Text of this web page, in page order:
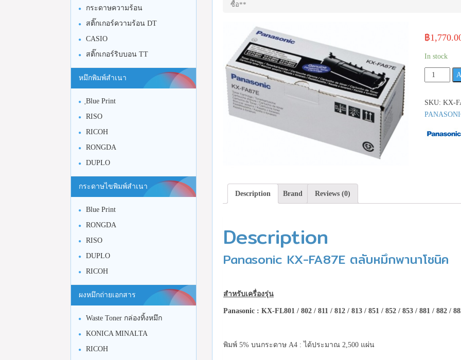
ซื้อ**
฿
In stock
Panasonic
Panasonic
หมึก
ก่อน
SKU: KX-
Description Brand Reviews (0)
Description
Panasonic KX-FA87E ตลับหมึกพานาโซนิค
สำหรับเครื่องรุ่น
Panasonic : KX-FL801 / 802 / 811 / 812 / 813 / 851 / 852 / 853 / 881 / 882 /
พิมพ์ 5% บนกระดาษ A4 : ได้ประมาณ 2,500 แผ่น
กระดาษความร้อน
สติ๊กเกอร์ความร้อน DT
CASIO
สติ๊กเกอร์ริบบอน TT
หมึกพิมพ์สำเนา
ฺBlue Print
RISO
RICOH
RONGDA
DUPLO
กระดาษไขพิมพ์สำเนา
Blue Print
RONGDA
RISO
DUPLO
RICOH
ผงหมึกถ่ายเอกสาร
Waste Toner กล่องทิ้งหมึก
KONICA MINALTA
RICOH